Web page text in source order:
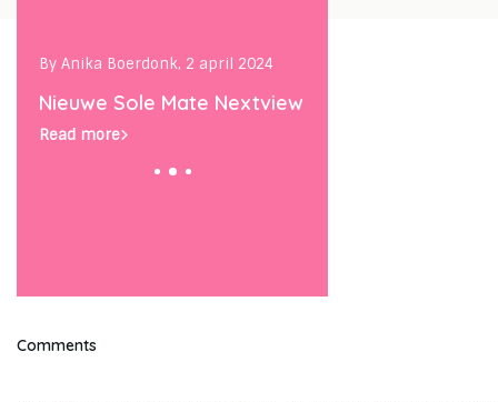
By Anika Boerdonk, 2 april 2024
Nieuwe Sole Mate Nextview
Read more
A FEW BEST OF 2023
Comments